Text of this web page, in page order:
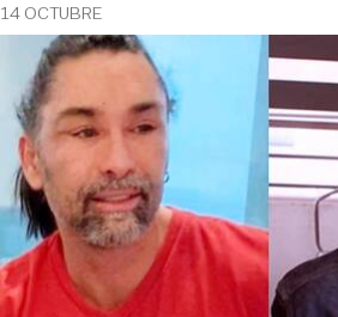
14 OCTUBRE